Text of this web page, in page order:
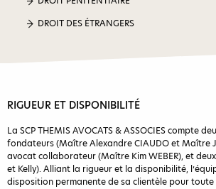
DROIT DES ÉTRANGERS
RIGUEUR ET DISPONIBILITÉ
La SCP THEMIS AVOCATS & ASSOCIES compte
fondateurs (Maître Alexandre CIAUDO et Maître
avocat collaborateur (Maître Kim WEBER), et
et Kelly). Alliant la rigueur et la disponibilité,
disposition permanente de sa clientèle pour